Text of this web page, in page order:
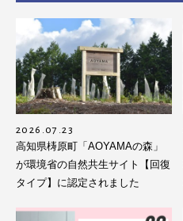
2026.07.23
高知県梼原町「AOYAMAの森」
が環境省の自然共生サイト【回復
タイプ】に認定されました